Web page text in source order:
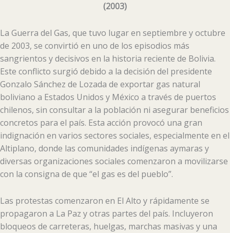
(2003)
La Guerra del Gas, que tuvo lugar en septiembre y octubre
de 2003, se convirtió en uno de los episodios más
sangrientos y decisivos en la historia reciente de Bolivia.
Este conflicto surgió debido a la decisión del presidente
Gonzalo Sánchez de Lozada de exportar gas natural
boliviano a Estados Unidos y México a través de puertos
chilenos, sin consultar a la población ni asegurar beneficios
concretos para el país. Esta acción provocó una gran
indignación en varios sectores sociales, especialmente en el
Altiplano, donde las comunidades indígenas aymaras y
diversas organizaciones sociales comenzaron a movilizarse
con la consigna de que “el gas es del pueblo”.
Las protestas comenzaron en El Alto y rápidamente se
propagaron a La Paz y otras partes del país. Incluyeron
bloqueos de carreteras, huelgas, marchas masivas y una